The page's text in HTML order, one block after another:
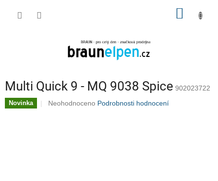
Multi Quick 9 - MQ 9038 Spice 902023722
Novinka
Průměrné
Neohodnoceno Podrobnosti hodnocení